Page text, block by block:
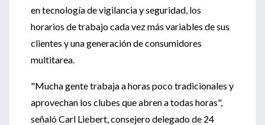
en tecnología de vigilancia y seguridad, los
horarios de trabajo cada vez más variables de sus
clientes y una generación de consumidores
multitarea.
"Mucha gente trabaja a horas poco tradicionales y
aprovechan los clubes que abren a todas horas",
señaló Carl Liebert, consejero delegado de 24